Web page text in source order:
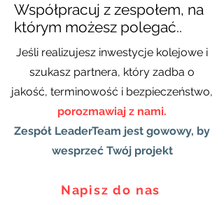
Współpracuj z zespołem, na
którym możesz polegać..
Jeśli realizujesz inwestycje kolejowe i
szukasz partnera, który zadba o
jakość, terminowość i bezpieczeństwo,
porozmawiaj z nami.
Zespół LeaderTeam jest gowowy, by
wesprzeć Twój projekt
Napisz do nas